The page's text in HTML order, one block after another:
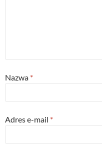
Nazwa *
Adres e-mail *